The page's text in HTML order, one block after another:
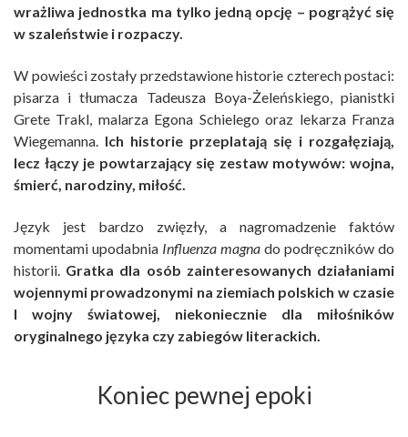
wrażliwa jednostka ma tylko jedną opcję – pogrążyć się
w szaleństwie i rozpaczy.
W powieści zostały przedstawione historie czterech postaci:
pisarza i tłumacza Tadeusza Boya-Żeleńskiego, pianistki
Grete Trakl, malarza Egona Schielego oraz lekarza Franza
Wiegemanna. Ich historie przeplatają się i rozgałęziają,
lecz łączy je powtarzający się zestaw motywów: wojna,
śmierć, narodziny, miłość.
Język jest bardzo zwięzły, a nagromadzenie faktów
momentami upodabnia Influenza magna do podręczników do
historii. Gratka dla osób zainteresowanych działaniami
wojennymi prowadzonymi na ziemiach polskich w czasie
I wojny światowej, niekoniecznie dla miłośników
oryginalnego języka czy zabiegów literackich.
Koniec pewnej epoki